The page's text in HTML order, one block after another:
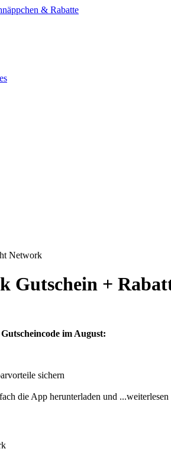
Network
Gutschein +
im August:
sichern
die App herunterladen und ...weiterlesen